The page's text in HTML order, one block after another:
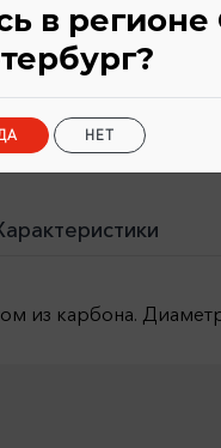
из карбона.
в регионе
НЕТ